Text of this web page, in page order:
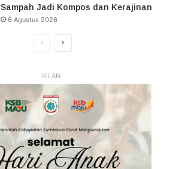
Sampah Jadi Kompos dan Kerajinan
6 Agustus 2026
HalamanHalaman
IKLAN